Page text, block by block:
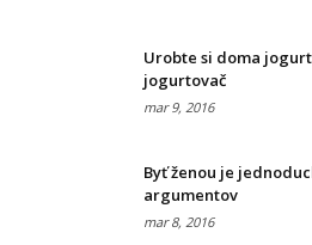
Urobte si doma
jogurtovač
mar 9, 2016
Byť ženou je
argumentov
mar 8, 2016